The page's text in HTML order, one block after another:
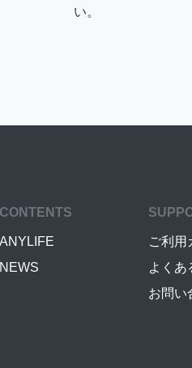
い。
CONTENTS
ANYLIFE
NEWS
ご利用
よくあ
お問い